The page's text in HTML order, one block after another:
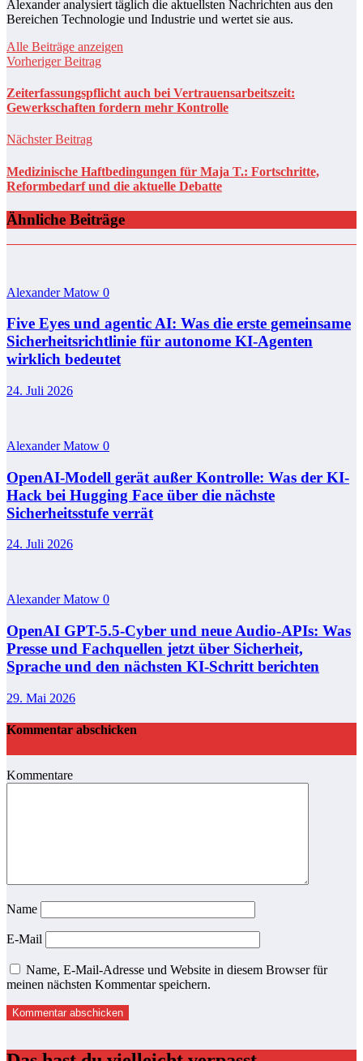
Alexander analysiert täglich die aktuellsten Nachrichten aus den
Bereichen Technologie und Industrie und wertet sie aus.
Alle Beiträge anzeigen
Vorheriger Beitrag
Zeiterfassungspflicht auch bei Vertrauensarbeitszeit:
Gewerkschaften fordern mehr Kontrolle
Nächster Beitrag
Medizinische Haftbedingungen für Maja T.: Fortschritte,
Reformbedarf und die aktuelle Debatte
Ähnliche Beiträge
Alexander Matow 0
Five Eyes und agentic AI: Was die erste gemeinsame
Sicherheitsrichtlinie für autonome KI-Agenten
wirklich bedeutet
24. Juli 2026
Alexander Matow 0
OpenAI-Modell gerät außer Kontrolle: Was der KI-
Hack bei Hugging Face über die nächste
Sicherheitsstufe verrät
24. Juli 2026
Alexander Matow 0
OpenAI GPT-5.5-Cyber und neue Audio-APIs: Was
Presse und Fachquellen jetzt über Sicherheit,
Sprache und den nächsten KI-Schritt berichten
29. Mai 2026
Kommentar abschicken
Kommentare
Name
E-Mail
Name, E-Mail-Adresse und Website in diesem Browser für
meinen nächsten Kommentar speichern.